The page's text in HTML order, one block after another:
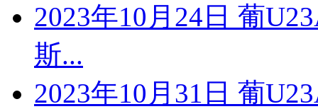
2023年10月24日 葡
斯...
2023年10月31日 葡